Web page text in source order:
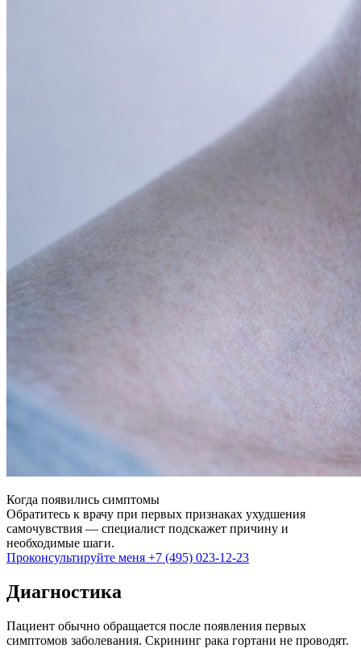
Когда появились симптомы
Обратитесь к врачу при первых признаках ухудшения
самочувствия — специалист подскажет причину и
необходимые шаги.
Проконсультируйте меня +7 (495) 023-12-23
Диагностика
Пациент обычно обращается после появления первых
симптомов заболевания. Скрининг рака гортани не проводят.